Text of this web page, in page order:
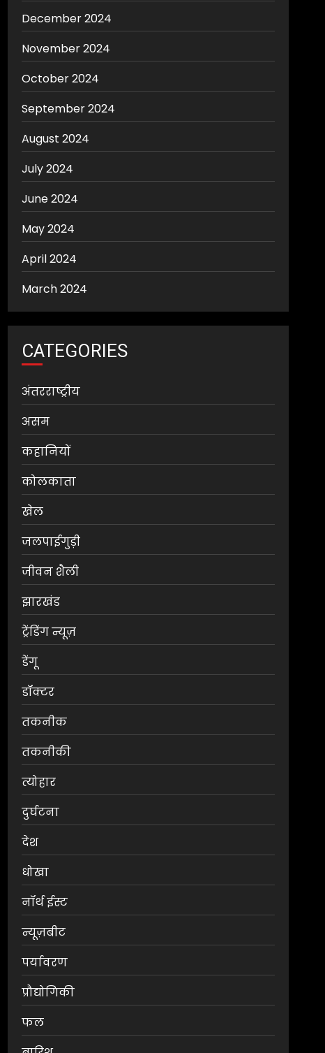
December 2024
November 2024
October 2024
September 2024
August 2024
July 2024
June 2024
May 2024
April 2024
March 2024
CATEGORIES
अंतरराष्ट्रीय
असम
कहानियों
कोलकाता
खेल
जलपाईगुड़ी
जीवन शैली
झारखंड
ट्रेंडिंग न्यूज़
डेंगू
डॉक्टर
तकनीक
तकनीकी
त्योहार
दुर्घटना
देश
धोखा
नॉर्थ ईस्ट
न्यूज़बीट
पर्यावरण
प्रौद्योगिकी
फल